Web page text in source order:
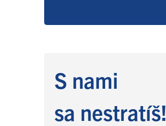
S nami
sa nestratíš!